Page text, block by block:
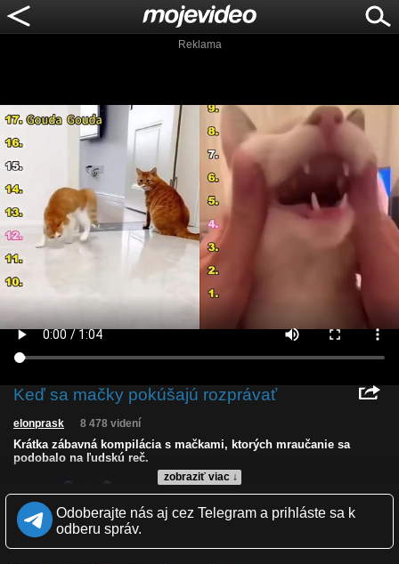
Reklama
Keď sa mačky pokúšajú rozprávať
zobraziť viac ↓
elonprask 8 478 videní
Krátka zábavná kompilácia s mačkami, ktorých mraučanie sa
podobalo na ľudskú reč.
Zverejnené: 7.7.2025 12:51
Páči sa: 71% (21 hlasov)
Obľúbené: 3
Komentárov: 3
Odoberajte nás aj cez Telegram a prihláste sa k
odberu správ.